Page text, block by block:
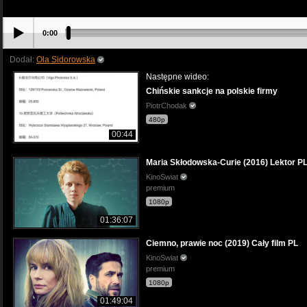
0:00
Dodał: Ola Sidorowska
00:44
Następne wideo:
Chińskie sankcje na polskie firmy
PiotrChodak
480p
01:36:07
Maria Skłodowska-Curie (2016) Lektor PL
KinoSwiat
premium
1080p
01:49:04
Ciemno, prawie noc (2019) Cały film PL
KinoSwiat
premium
1080p